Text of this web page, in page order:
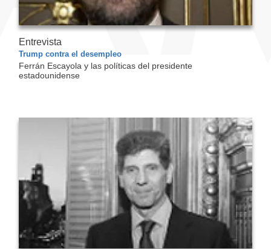
Entrevista
Trump contra el desempleo
Ferrán Escayola y las políticas del presidente
estadounidense